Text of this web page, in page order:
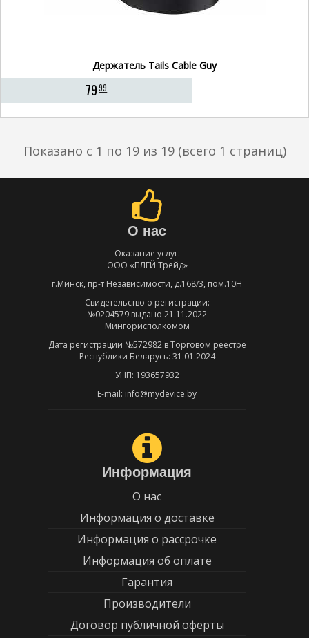
Держатель Tails Cable Guy
7999
Показано с 1 по 19 из 19 (всего 1 страниц)
О нас
Оказание услуг:
ООО «ПЛЕЙ Трейд»
г.Минск, пр-т Независимости, д.168/3, пом.10Н
Свидетельство о регистрации:
№0204579 выдано 21.11.2022
Мингорисполкомом
Дата регистрации №572982 в Торговом реестре
Республики Беларусь: 31.01.2024
УНП: 193657932
E-mail: info@mydevice.by
Информация
О нас
Информация о доставке
Информация о рассрочке
Информация об оплате
Гарантия
Производители
Договор публичной оферты